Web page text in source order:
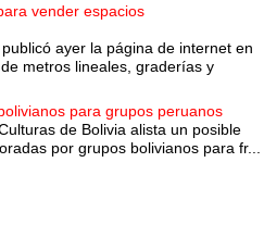
vender espacios
ayer la página de internet en
metros lineales, graderías y
para grupos peruanos
de Bolivia alista un posible
por grupos bolivianos para fr...